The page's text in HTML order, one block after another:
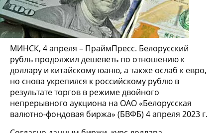
МИНСК, 4 апреля – ПраймПресс. Белорусский
рубль продолжил дешеветь по отношению к
доллару и китайскому юаню, а также ослаб к евро,
но снова укрепился к российскому рублю в
результате торгов в режиме двойного
непрерывного аукциона на ОАО «Белорусская
валютно-фондовая биржа» (БВФБ) 4 апреля 2023 г.